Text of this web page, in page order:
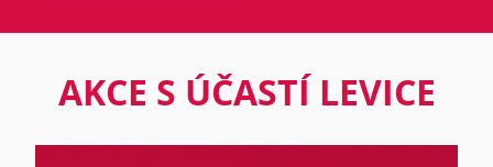
AKCE S ÚČASTÍ LEVICE